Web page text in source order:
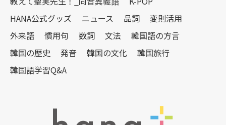
HANA公式グッズ
ニュース 品詞
変則活用
外来語
慣用句 数詞 文法
韓国語の方言
韓国の歴史
発音 韓国の文化
韓国旅行
韓国語学習Q&A